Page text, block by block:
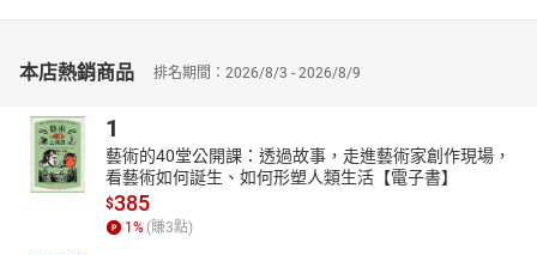
本店熱銷商品 排名期間：2026/8/3 - 2026/8/9
1
藝術的40堂公開課：透過故事，走進藝術家創作現場，
看藝術如何誕生、如何形塑人類生活【電子書】
$385
1% (賺3點)